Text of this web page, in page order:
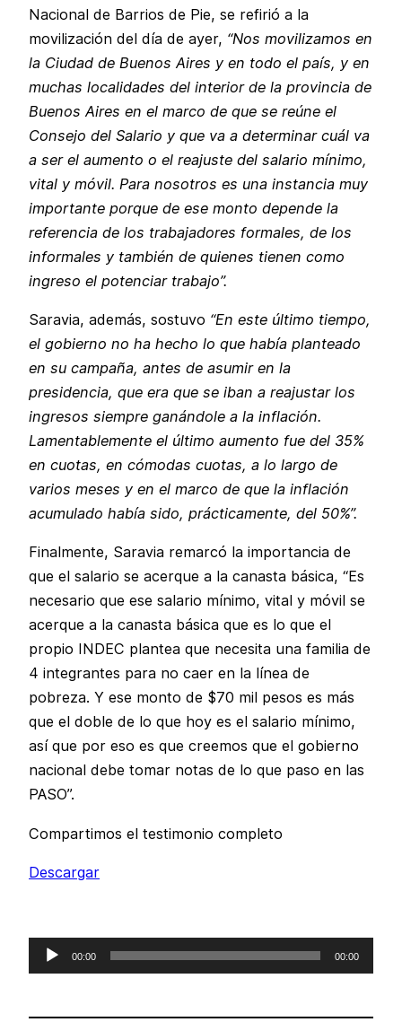
Nacional de Barrios de Pie, se refirió a la
movilización del día de ayer, “Nos movilizamos en
la Ciudad de Buenos Aires y en todo el país, y en
muchas localidades del interior de la provincia de
Buenos Aires en el marco de que se reúne el
Consejo del Salario y que va a determinar cuál va
a ser el aumento o el reajuste del salario mínimo,
vital y móvil. Para nosotros es una instancia muy
importante porque de ese monto depende la
referencia de los trabajadores formales, de los
informales y también de quienes tienen como
ingreso el potenciar trabajo”.
Saravia, además, sostuvo “En este último tiempo,
el gobierno no ha hecho lo que había planteado
en su campaña, antes de asumir en la
presidencia, que era que se iban a reajustar los
ingresos siempre ganándole a la inflación.
Lamentablemente el último aumento fue del 35%
en cuotas, en cómodas cuotas, a lo largo de
varios meses y en el marco de que la inflación
acumulado había sido, prácticamente, del 50%”.
Finalmente, Saravia remarcó la importancia de
que el salario se acerque a la canasta básica, “Es
necesario que ese salario mínimo, vital y móvil se
acerque a la canasta básica que es lo que el
propio INDEC plantea que necesita una familia de
4 integrantes para no caer en la línea de
pobreza. Y ese monto de $70 mil pesos es más
que el doble de lo que hoy es el salario mínimo,
así que por eso es que creemos que el gobierno
nacional debe tomar notas de lo que paso en las
PASO”.
Compartimos el testimonio completo
Descargar
Reproductor
de
00:00 00:00